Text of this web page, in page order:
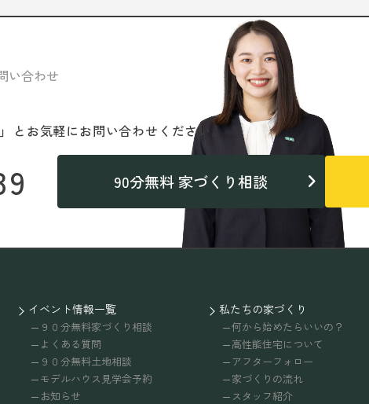
い合わせ
と お気軽にお問い合わせください。
90分無料 家づくり相談
イベント情報一覧
９０分無料家づくり相談
よくある質問
９０分無料土地相談
モデルハウス見学会予約
お知らせ
私たちの家づくり
何から始めたらいいの？
高性能住宅について
アフターフォロー
家づくりの流れ
スタッフ紹介